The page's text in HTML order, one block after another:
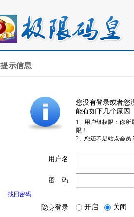
提示信息
您没有登录或者您
能有如下几个原因
1、用户组权限：你所
限！
2、您还不是站点会员
用户名
密 码
找回密码
隐身登录 开启 关闭